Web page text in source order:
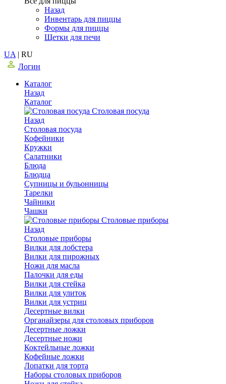
Назад
Инвентарь для пиццы
Формы для пиццы
Щетки для печи
UA | RU
Логин
Каталог
Назад
Каталог
Столовая посуда
Назад
Столовая посуда
Кофейники
Кружки
Салатники
Блюда
Блюдца
Супницы и бульонницы
Тарелки
Чайники
Чашки
Cтоловые приборы
Назад
Cтоловые приборы
Вилки для лобстера
Вилки для пирожных
Ножи для масла
Палочки для еды
Вилки для стейка
Вилки для улиток
Вилки для устриц
Десертные вилки
Органайзеры для столовых приборов
Десертные ложки
Десертные ножи
Коктейльные ложки
Кофейные ложки
Лопатки для торта
Наборы столовых приборов